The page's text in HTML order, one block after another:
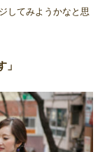
してみようかなと思
」